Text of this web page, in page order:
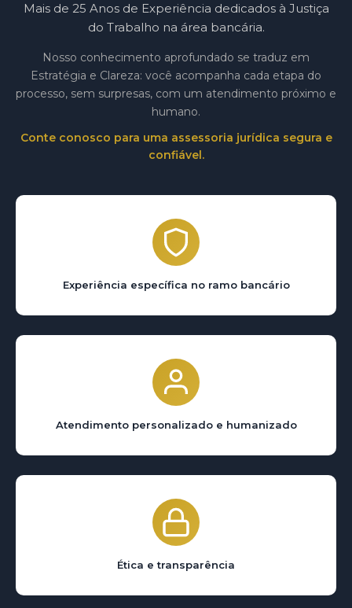
Mais de 25 Anos de Experiência dedicados à Justiça
do Trabalho na área bancária.
Nosso conhecimento aprofundado se traduz em
Estratégia e Clareza: você acompanha cada etapa do
processo, sem surpresas, com um atendimento próximo e
humano.
Conte conosco para uma assessoria jurídica segura e
confiável.
Experiência específica no ramo bancário
Atendimento personalizado e humanizado
Ética e transparência